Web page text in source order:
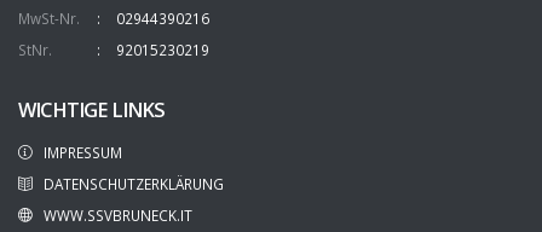
MwSt-Nr.
02944390216
StNr.
92015230219
WICHTIGE LINKS
IMPRESSUM
DATENSCHUTZERKLÄRUNG
WWW.SSVBRUNECK.IT